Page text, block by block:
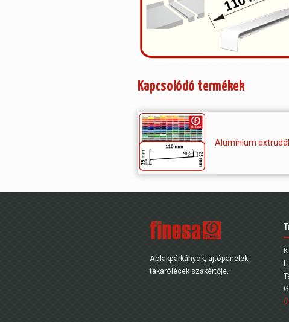
Kapcsolódó termékek
Alumínium
Ablakpárkányok, ajtópanelek,
takarólécek szakértője.